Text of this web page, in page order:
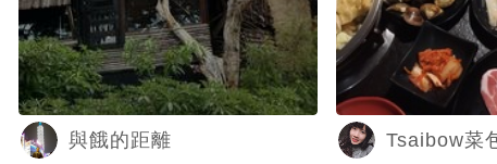
與餓的距離 Tsaibow菜